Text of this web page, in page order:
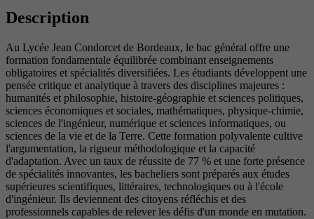
Description
Au Lycée Jean Condorcet de Bordeaux, le bac général offre une
formation fondamentale équilibrée combinant enseignements
obligatoires et spécialités diversifiées. Les étudiants développent une
pensée critique et analytique à travers des disciplines majeures :
humanités et philosophie, histoire-géographie et sciences politiques,
sciences économiques et sociales, mathématiques, physique-chimie,
sciences de l'ingénieur, numérique et sciences informatiques, ou
sciences de la vie et de la Terre. Cette formation polyvalente cultive
l'argumentation, la rigueur méthodologique et la capacité
d'adaptation. Avec un taux de réussite de 77 % et une forte présence
de spécialités innovantes, les bacheliers sont préparés aux études
supérieures scientifiques, littéraires, technologiques ou à l'école
d'ingénieur. Ils deviennent des citoyens réfléchis et des
professionnels capables de relever les défis d'un monde en mutation.